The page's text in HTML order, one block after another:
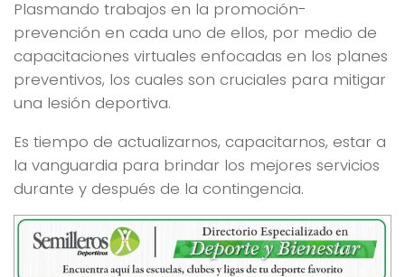
Plasmando trabajos en la promoción-
prevención en cada uno de ellos, por medio de
capacitaciones virtuales enfocadas en los planes
preventivos, los cuales son cruciales para mitigar
una lesión deportiva.
Es tiempo de actualizarnos, capacitarnos, estar a
la vanguardia para brindar los mejores servicios
durante y después de la contingencia.